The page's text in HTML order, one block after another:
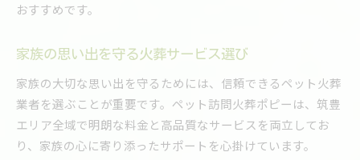
おすすめです。
家族の思い出を守る火葬サービス選び
家族の大切な思い出を守るためには、信頼できるペット火葬
業者を選ぶことが重要です。ペット訪問火葬ポピーは、筑豊
エリア全域で明朗な料金と高品質なサービスを両立してお
り、家族の心に寄り添ったサポートを心掛けています。